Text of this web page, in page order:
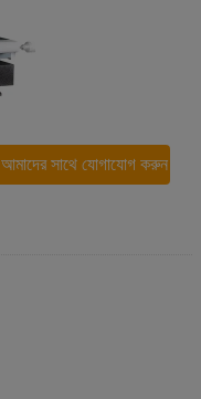
আমাদের সাথে যোগাযোগ করুন